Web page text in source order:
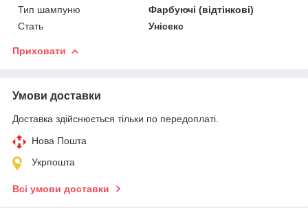
Тип шампуню
Фарбуючі (відтінкові)
Стать
Унісекс
Приховати
Умови доставки
Доставка здійснюється тільки по передоплаті.
Нова Пошта
Укрпошта
Всі умови доставки